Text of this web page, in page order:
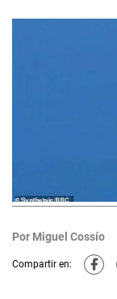
Por Miguel Cossío
Compartir en: